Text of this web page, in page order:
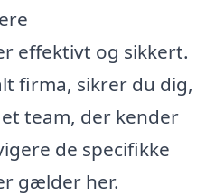
effektivt og sikkert.
firma, sikrer du dig,
team, der kender
de specifikke
gælder her.